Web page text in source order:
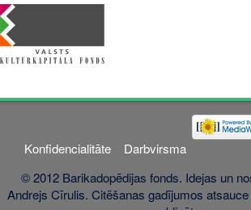
Konfidencialitāte
Darbvirsma
© 2012 Barikadopēdijas fonds. Idejas un
Andrejs Cīrulis. Citēšanas gadījumos